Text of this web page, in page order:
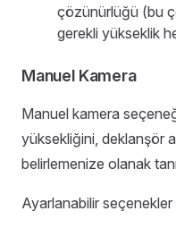
çözünürlüğü (bu
gerekli yükseklik
Manuel Kamera
Manuel kamera
yüksekliğini, deklanşör
belirlemenize olanak
Ayarlanabilir seçenekler